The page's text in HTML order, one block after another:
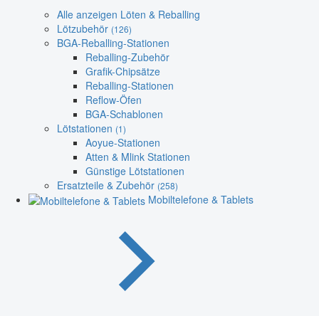
Alle anzeigen Löten & Reballing
Lötzubehör (126)
BGA-Reballing-Stationen
Reballing-Zubehör
Grafik-Chipsätze
Reballing-Stationen
Reflow-Öfen
BGA-Schablonen
Lötstationen (1)
Aoyue-Stationen
Atten & Mlink Stationen
Günstige Lötstationen
Ersatzteile & Zubehör (258)
Mobiltelefone & Tablets